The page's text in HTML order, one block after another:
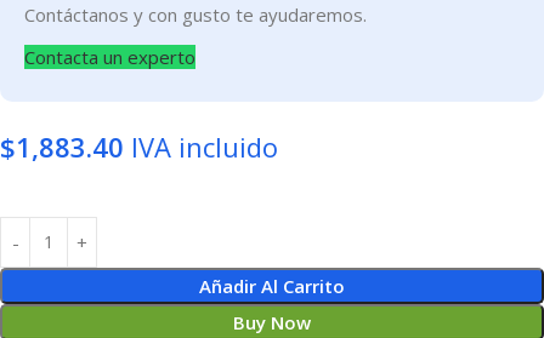
Contáctanos y con gusto te ayudaremos.
Contacta un experto
$1,883.40 IVA incluido
Añadir Al Carrito
Buy Now